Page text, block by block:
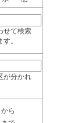
せて検索
。
が分かれ
から